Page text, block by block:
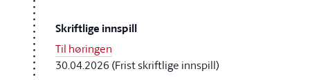
Skriftlige innspill
Til høringen
30.04.2026 (Frist skriftlige innspill)